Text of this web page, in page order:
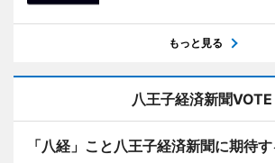
もっと見る
八王子経済新聞VOTE
「八経」こと八王子経済新聞に期待